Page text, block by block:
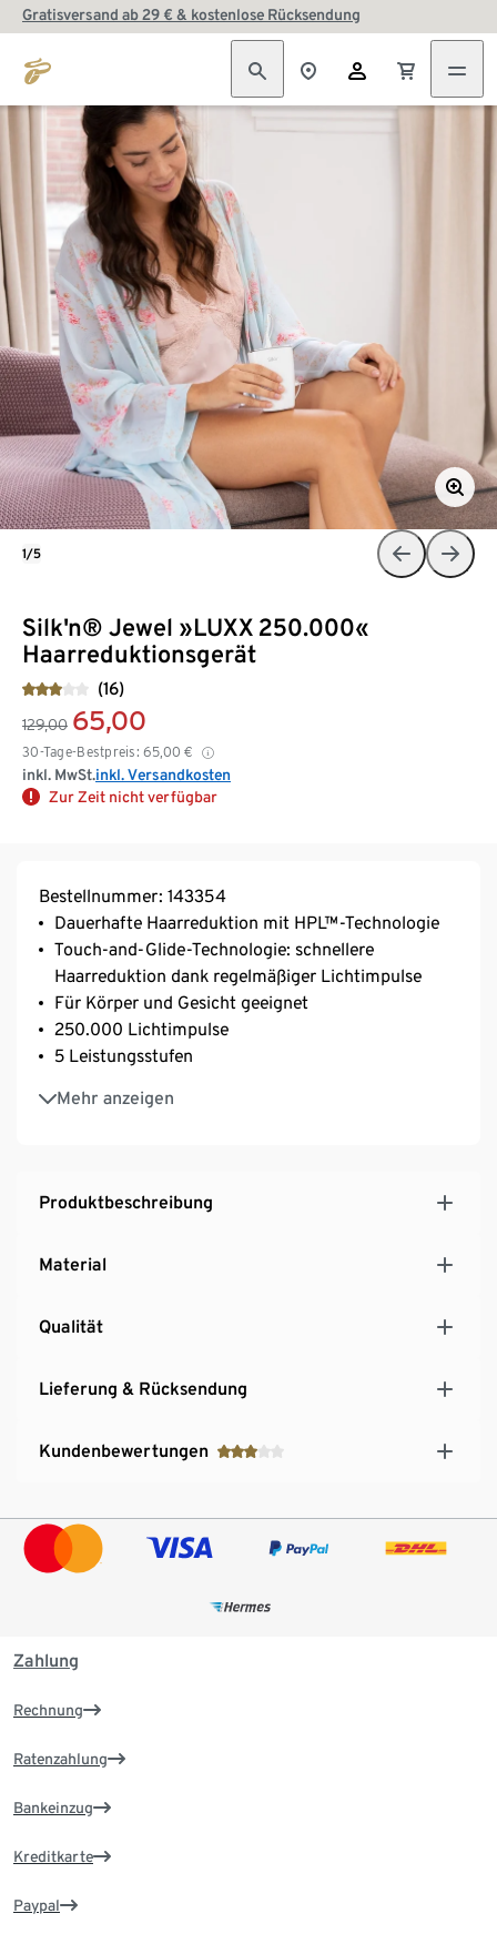
Gratisversand ab 29 € & kostenlose Rücksendung
Silk'n® Jewel »LUXX 250.000«
Haarreduktionsgerät
(16)
129,00 65,00
30-Tage-Bestpreis: 65,00 €
inkl. MwSt.inkl. Versandkosten
Zur Zeit nicht verfügbar
1/5
Bestellnummer: 143354
Dauerhafte Haarreduktion mit HPL™-Technologie
Touch-and-Glide-Technologie: schnellere
Haarreduktion dank regelmäßiger Lichtimpulse
Für Körper und Gesicht geeignet
250.000 Lichtimpulse
5 Leistungsstufen
Mehr anzeigen
Integrierter Sensor zur Erkennung der Hautfarbe
Anwendungsbereich: ca. 3 cm²
Auf Schadstoffe geprüft
Produktbeschreibung
Material
Qualität
Lieferung & Rücksendung
Kundenbewertungen
Zahlung
Rechnung
Ratenzahlung
Bankeinzug
Kreditkarte
Paypal